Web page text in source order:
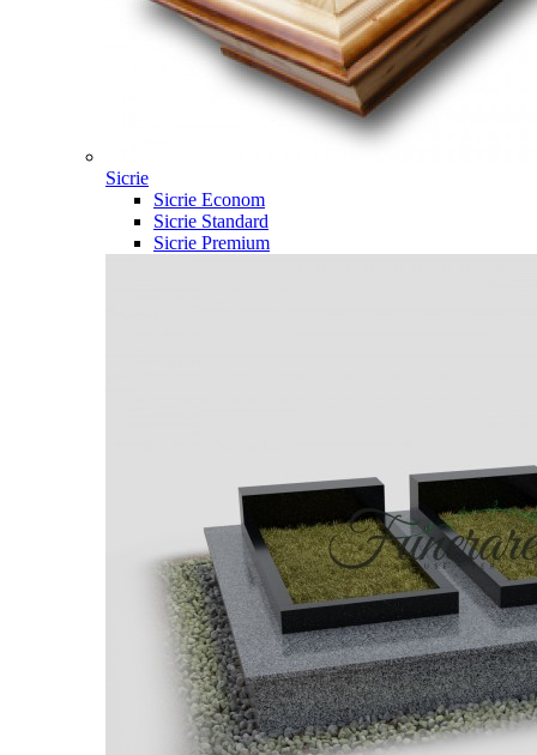
Sicrie
Sicrie Econom
Sicrie Standard
Sicrie Premium